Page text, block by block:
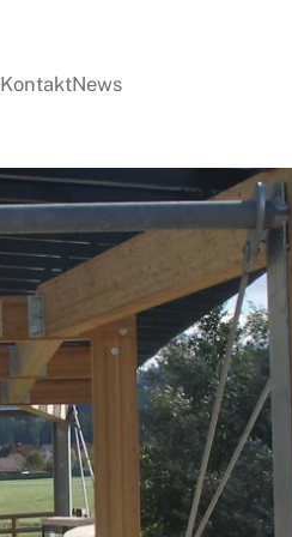
KontaktNews